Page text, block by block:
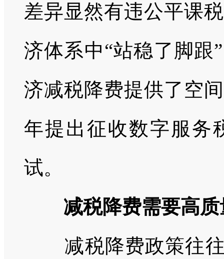
差异显然有违公平课
济体系中“站稳了脚跟
济减税降费提供了空
年提出征收数字服务
试。
减税降费需要高
减税降费政策往